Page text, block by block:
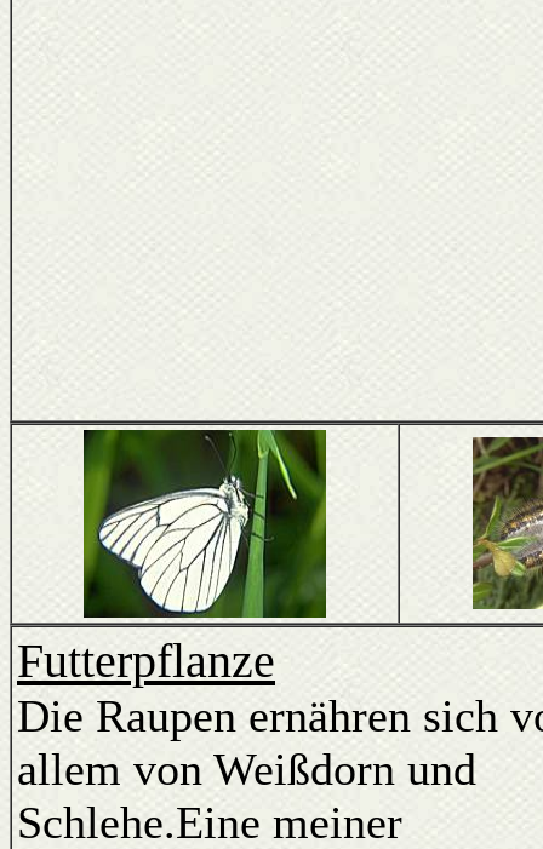
Futterpflanze
Die Raupen ernähren sich
allem von Weißdorn und
Schlehe.Eine meiner